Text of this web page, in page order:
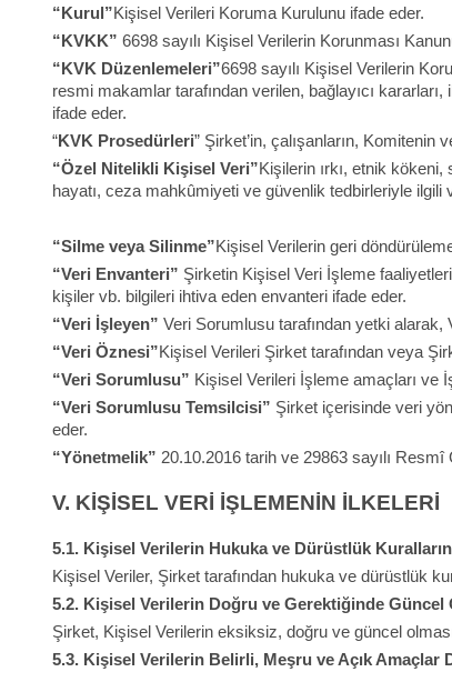
“Kurul”Kişisel Verileri Koruma Kurulunu ifade eder.
“KVKK” 6698 sayılı Kişisel Verilerin Korunması
“KVK Düzenlemeleri”6698 sayılı Kişisel Verilerin
resmi makamlar tarafından verilen, bağlayıcı
ifade eder.
“KVK Prosedürleri” Şirket’in, çalışanların,
“Özel Nitelikli Kişisel Veri”Kişilerin ırkı, etnik
hayatı, ceza mahkûmiyeti ve güvenlik tedbirleriyle
“Silme veya Silinme”Kişisel Verilerin geri
“Veri Envanteri” Şirketin Kişisel Veri İşleme
kişiler vb. bilgileri ihtiva eden envanteri ifade eder.
“Veri İşleyen” Veri Sorumlusu tarafından yetki
“Veri Öznesi”Kişisel Verileri Şirket tarafından veya
“Veri Sorumlusu” Kişisel Verileri İşleme amaçları ve
“Veri Sorumlusu Temsilcisi” Şirket içerisinde veri
eder.
“Yönetmelik” 20.10.2016 tarih ve 29863 sayılı
V. KİŞİSEL VERİ İŞLEMENİN İLKELERİ
5.1. Kişisel Verilerin Hukuka ve Dürüstlük
Kişisel Veriler, Şirket tarafından hukuka ve dürüstlük
5.2. Kişisel Verilerin Doğru ve Gerektiğinde Güncel
Şirket, Kişisel Verilerin eksiksiz, doğru ve güncel
5.3. Kişisel Verilerin Belirli, Meşru ve Açık Amaçlar